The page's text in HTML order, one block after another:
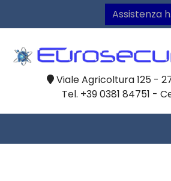
Assistenza
Viale Agricoltura 125 -
Tel. +39 0381 84751 -